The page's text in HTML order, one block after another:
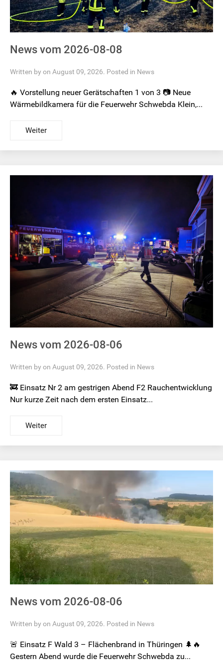
News vom 2026-08-08
Written by on August 09, 2026. Posted in News
🔥 Vorstellung neuer Gerätschaften 1 von 3 📷 Neue
Wärmebildkamera für die Feuerwehr Schwebda Klein,...
Weiter
News vom 2026-08-06
Written by on August 09, 2026. Posted in News
🚒 Einsatz Nr 2 am gestrigen Abend F2 Rauchentwicklung
Nur kurze Zeit nach dem ersten Einsatz...
Weiter
News vom 2026-08-06
Written by on August 09, 2026. Posted in News
🚨 Einsatz F Wald 3 – Flächenbrand in Thüringen 🌲🔥
Gestern Abend wurde die Feuerwehr Schwebda zu...